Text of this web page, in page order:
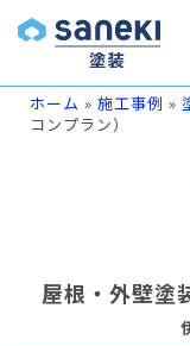
ホーム » 施工事例 »
コンプラン）
屋根・外壁塗